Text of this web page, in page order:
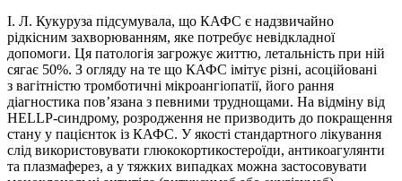
І. Л. Кукуруза підсумувала, що КАФС є надзвичайно
рідкісним захворюванням, яке потребує невідкладної
допомоги. Ця патологія загрожує життю, летальність при ній
сягає 50%. З огляду на те що КАФС імітує різні, асоційовані
з вагітністю тромботичні мікроангіопатії, його рання
діагностика пов’язана з певними труднощами. На відміну від
HELLP-синдрому, розродження не призводить до покращення
стану у пацієнток із КАФС. У якості стандартного лікування
слід використовувати глюкокортикостероїди, анти­коагулянти
та плазмаферез, а у тяжких випадках можна застосовувати